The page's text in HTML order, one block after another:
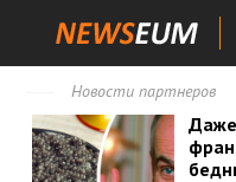
Новости партнеров
Даже